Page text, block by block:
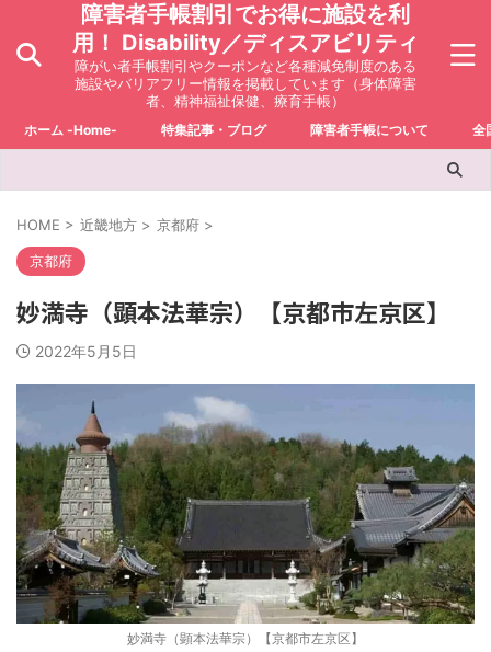
障害者手帳割引でお得に施設を利
用！ Disability／ディスアビリティ
障がい者手帳割引やクーポンなど各種減免制度のある
施設やバリアフリー情報を掲載しています（身体障害
者、精神福祉保健、療育手帳）
ホーム -Home- 特集記事・ブログ 障害者手帳について 全
HOME > 近畿地方 > 京都府 >
京都府
妙満寺（顕本法華宗）【京都市左京区】
2022年5月5日
妙満寺（顕本法華宗）【京都市左京区】